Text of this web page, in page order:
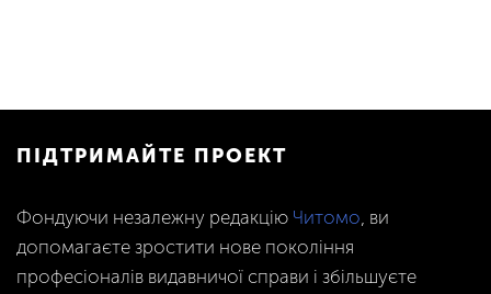
ПІДТРИМАЙТЕ ПРОЕКТ
Фондуючи незалежну редакцію Читомо, ви
допомагаєте зростити нове покоління
професіоналів видавничої справи і збільшуєте